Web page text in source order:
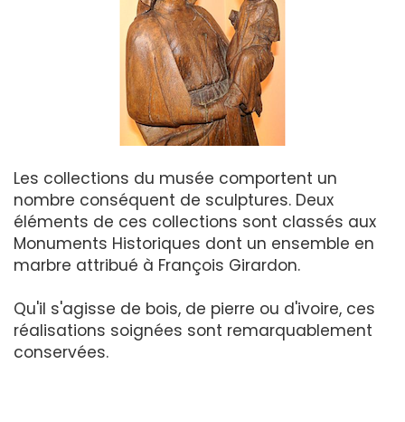
Les collections du musée comportent un
nombre conséquent de sculptures. Deux
éléments de ces collections sont classés aux
Monuments Historiques dont un ensemble en
marbre attribué à François Girardon.
Qu'il s'agisse de bois, de pierre ou d'ivoire, ces
réalisations soignées sont remarquablement
conservées.